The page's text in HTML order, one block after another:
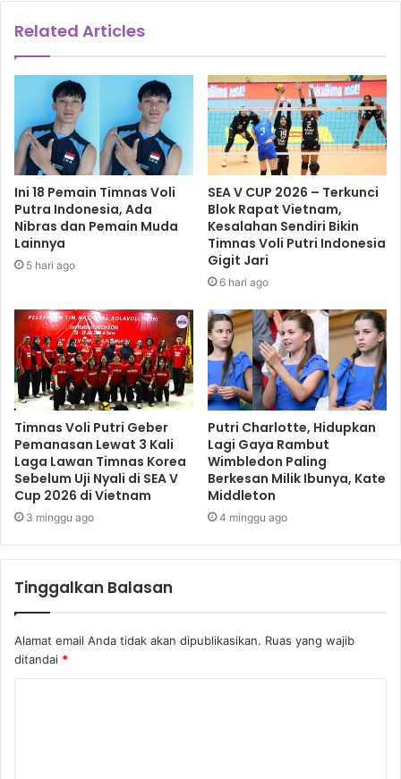
Related Articles
Ini 18 Pemain Timnas Voli
Putra Indonesia, Ada
Nibras dan Pemain Muda
Lainnya
5 hari ago
SEA V CUP 2026 – Terkunci
Blok Rapat Vietnam,
Kesalahan Sendiri Bikin
Timnas Voli Putri Indonesia
Gigit Jari
6 hari ago
Timnas Voli Putri Geber
Pemanasan Lewat 3 Kali
Laga Lawan Timnas Korea
Sebelum Uji Nyali di SEA V
Cup 2026 di Vietnam
3 minggu ago
Putri Charlotte, Hidupkan
Lagi Gaya Rambut
Wimbledon Paling
Berkesan Milik Ibunya, Kate
Middleton
4 minggu ago
Tinggalkan Balasan
Alamat email Anda tidak akan dipublikasikan. Ruas yang wajib
ditandai *